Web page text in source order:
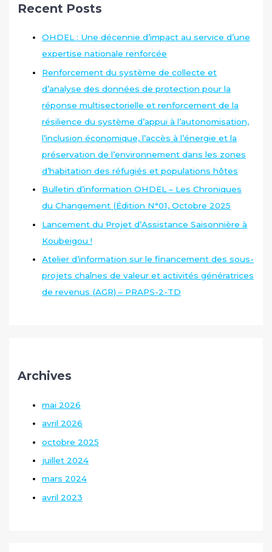
Recent Posts
OHDEL : Une décennie d’impact au service d’une
expertise nationale renforcée
Renforcement du système de collecte et
d’analyse des données de protection pour la
réponse multisectorielle et renforcement de la
résilience du système d’appui à l’autonomisation,
l’inclusion économique, l’accès à l’énergie et la
préservation de l’environnement dans les zones
d’habitation des réfugiés et populations hôtes
Bulletin d’information OHDEL – Les Chroniques
du Changement (Édition N°01, Octobre 2025
Lancement du Projet d’Assistance Saisonnière à
Koubeigou !
Atelier d’information sur le financement des sous-
projets chaînes de valeur et activités génératrices
de revenus (AGR) – PRAPS-2-TD
Archives
mai 2026
avril 2026
octobre 2025
juillet 2024
mars 2024
avril 2023